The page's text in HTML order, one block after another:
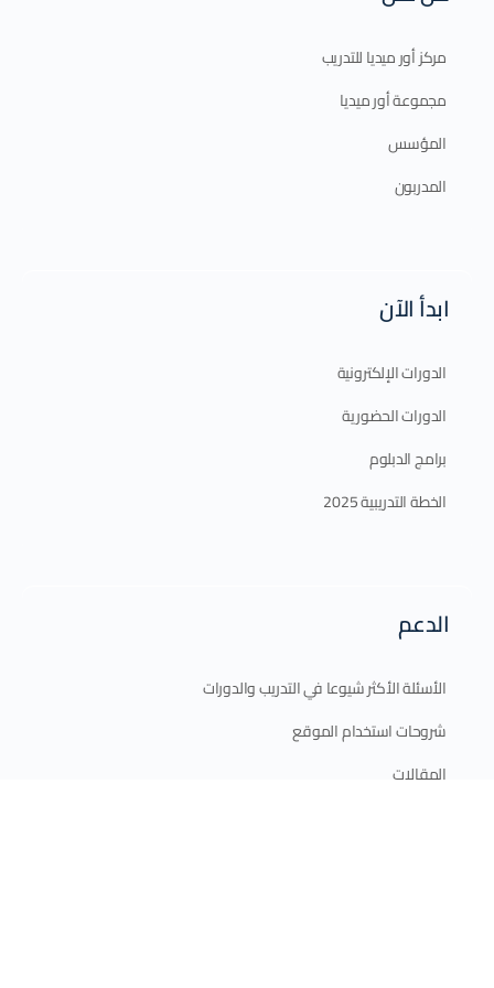
مركز أور ميديا للتدريب
مجموعة أور ميديا
المؤسس
المدربون
ابدأ الآن
الدورات الإلكترونية
الدورات الحضورية
برامج الدبلوم
الخطة التدريبية 2025
الدعم
الأسئلة الأكثر شيوعا في التدريب والدورات
شروحات استخدام الموقع
المقالات